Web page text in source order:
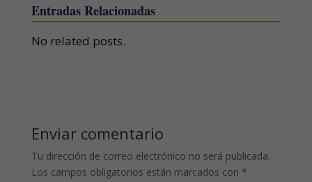
Entradas Relacionadas
No related posts.
Enviar comentario
Tu dirección de correo electrónico no será publicada.
Los campos obligatorios están marcados con *